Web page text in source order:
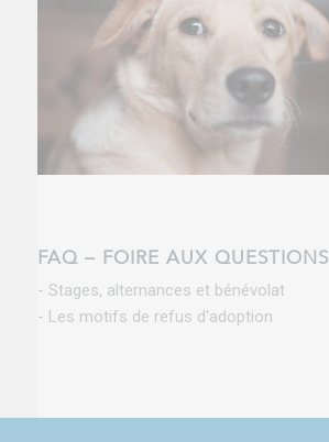
FAQ – FOIRE AUX QUESTIONS
- Stages, alternances et bénévolat
- Les motifs de refus d'adoption